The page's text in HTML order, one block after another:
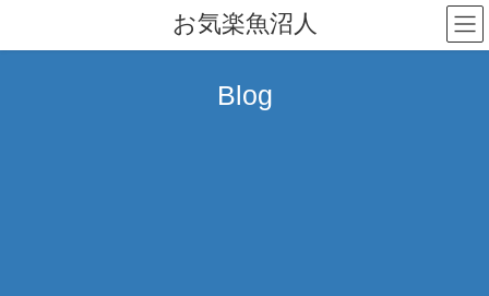
テ
ゲ
お気楽魚沼人
Blog